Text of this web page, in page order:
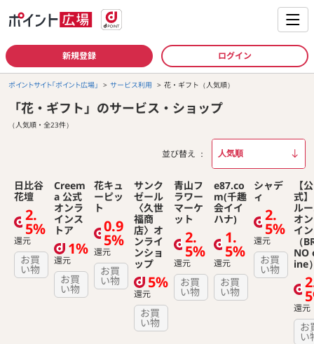
新規登録 ログイン
ポイントサイト「ポイント広場」 サービス利用 花・ギフト（人気順）
「花・ギフト」のサービス・ショップ
（人気順・全23件）
並び替え
日比谷
花壇
2.
5%
還元
お買
い物
Creem
a 公式
オンラ
インス
トア
1%
還元
お買
い物
花キュ
ーピッ
ト
0.9
5%
還元
お買
い物
サンク
ゼール
〈久世
福商
店〉オ
ンライ
ンショ
ップ
5%
還元
お買
い物
青山フ
ラワー
マーケ
ット
2.
5%
還元
お買
い物
e87.co
m(千趣
会イイ
ハナ)
1.
5%
還元
お買
い物
シャデ
ィ
2.
5%
還元
お買
い物
【公
式
ル
オ
イン
（
NO
ine
還元
お
い